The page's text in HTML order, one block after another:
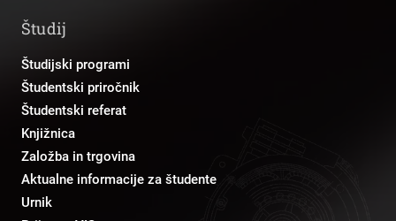
Študij
Študijski programi
Študentski priročnik
Študentski referat
Knjižnica
Založba in trgovina
Aktualne informacije za študente
Urnik